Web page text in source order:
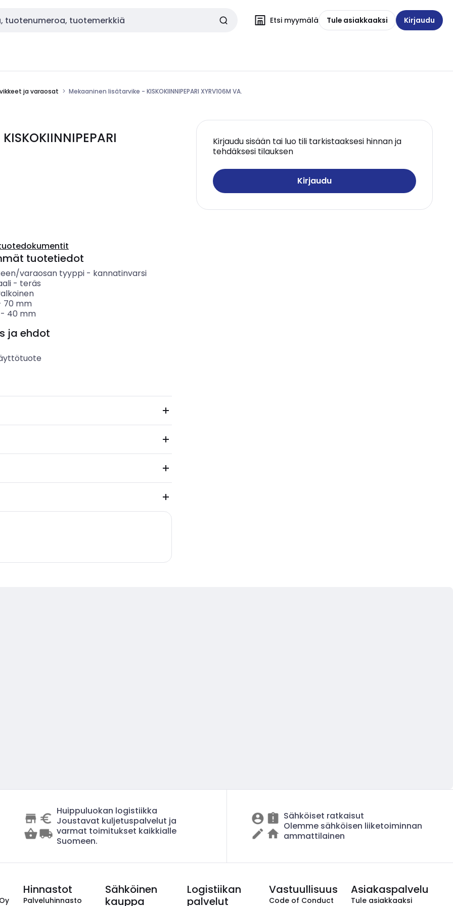
Etsi myymälä Tule asiakkaaksi Kirjaudu
ja varaosat Mekaaninen lisätarvike - KISKOKIINNIPEPARI XYRV106M VA.
Kirjaudu sisään tai luo tili tarkistaaksesi hinnan ja
tehdäksesi tilauksen
Kirjaudu
tuotetiedot
varaosan tyyppi- kannatinvarsi
- teräs
70 mm
40 mm
ja ehdot
Huippuluokan logistiikka
Joustavat kuljetuspalvelut ja
varmat toimitukset kaikkialle
Suomeen.
Sähköiset ratkaisut
Olemme sähköisen liiketoiminnan
ammattilainen
Hinnastot
Palveluhinnasto
Sähköinen
kauppa
Logistiikan
palvelut
Vastuullisuus
Code of Conduct
Asiakaspalvelu
Tule asiakkaaksi